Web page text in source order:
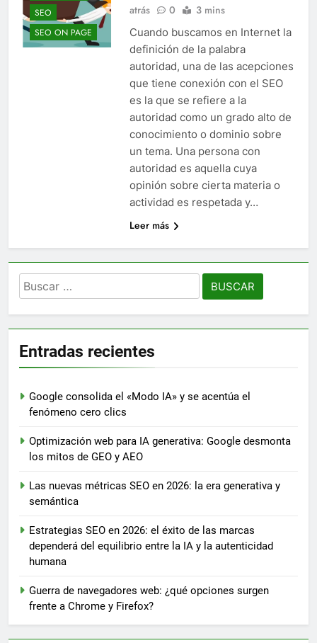
SEO
SEO ON PAGE
atrás
0 3 mins
Cuando buscamos en Internet la
definición de la palabra
autoridad, una de las acepciones
que tiene conexión con el SEO
es la que se refiere a la
autoridad como un grado alto de
conocimiento o dominio sobre
un tema. Una persona con
autoridad es aquella cuya
opinión sobre cierta materia o
actividad es respetada y…
Leer más
Buscar:
Entradas recientes
Google consolida el «Modo IA» y se acentúa el
fenómeno cero clics
Optimización web para IA generativa: Google desmonta
los mitos de GEO y AEO
Las nuevas métricas SEO en 2026: la era generativa y
semántica
Estrategias SEO en 2026: el éxito de las marcas
dependerá del equilibrio entre la IA y la autenticidad
humana
Guerra de navegadores web: ¿qué opciones surgen
frente a Chrome y Firefox?